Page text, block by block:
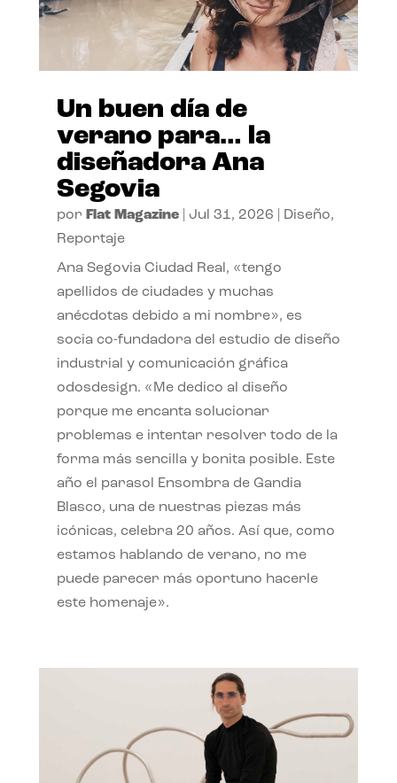
Un buen día de
verano para… la
diseñadora Ana
Segovia
por Flat Magazine| Jul 31, 2026 Diseño,
Reportaje
Ana Segovia Ciudad Real, «tengo
apellidos de ciudades y muchas
anécdotas debido a mi nombre», es
socia co-fundadora del estudio de diseño
industrial y comunicación gráfica
odosdesign. «Me dedico al diseño
porque me encanta solucionar
problemas e intentar resolver todo de la
forma más sencilla y bonita posible. Este
año el parasol Ensombra de Gandia
Blasco, una de nuestras piezas más
icónicas, celebra 20 años. Así que, como
estamos hablando de verano, no me
puede parecer más oportuno hacerle
este homenaje».